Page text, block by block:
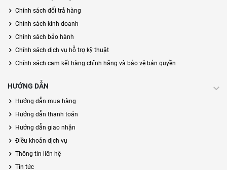
Chính sách đổi trả hàng
Chính sách kinh doanh
Chính sách bảo hành
Chính sách dịch vụ hỗ trợ kỹ thuật
Chính sách cam kết hàng chĩnh hãng và bảo vệ bản quyền
HƯỚNG DẪN
Hướng dẫn mua hàng
Hướng dẫn thanh toán
Hướng dẫn giao nhận
Điều khoản dịch vụ
Thông tin liên hệ
Tin tức